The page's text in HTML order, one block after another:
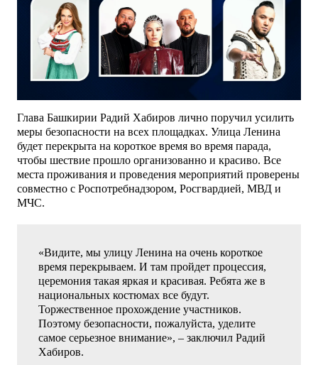
Глава Башкирии Радий Хабиров лично поручил усилить
меры безопасности на всех площадках. Улица Ленина
будет перекрыта на короткое время во время парада,
чтобы шествие прошло организованно и красиво. Все
места проживания и проведения мероприятий проверены
совместно с Роспотребнадзором, Росгвардией, МВД и
МЧС.
«Видите, мы улицу Ленина на очень короткое
время перекрываем. И там пройдет процессия,
церемония такая яркая и красивая. Ребята же в
национальных костюмах все будут.
Торжественное прохождение участников.
Поэтому безопасности, пожалуйста, уделите
самое серьезное внимание», – заключил Радий
Хабиров.